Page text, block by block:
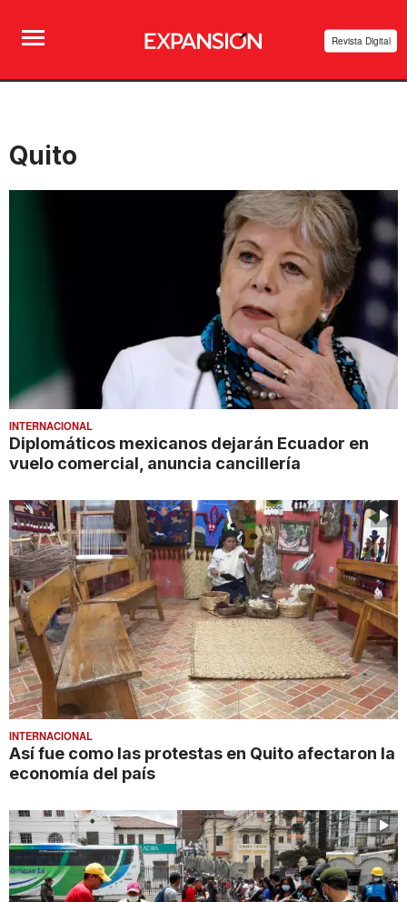
Revista Digital
Quito
INTERNACIONAL
Diplomáticos mexicanos dejarán Ecuador en
vuelo comercial, anuncia cancillería
INTERNACIONAL
Así fue como las protestas en Quito afectaron la
economía del país